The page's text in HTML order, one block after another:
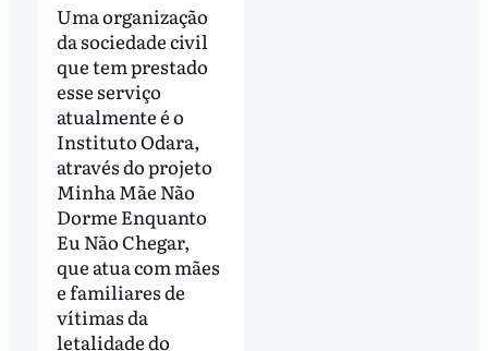
Uma organização
da sociedade civil
que tem prestado
esse serviço
atualmente é o
Instituto Odara,
através do projeto
Minha Mãe Não
Dorme Enquanto
Eu Não Chegar,
que atua com mães
e familiares de
vítimas da
letalidade do